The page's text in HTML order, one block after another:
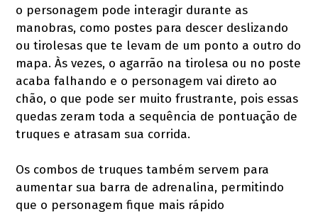
o personagem pode interagir durante as
manobras, como postes para descer deslizando
ou tirolesas que te levam de um ponto a outro do
mapa. Às vezes, o agarrão na tirolesa ou no poste
acaba falhando e o personagem vai direto ao
chão, o que pode ser muito frustrante, pois essas
quedas zeram toda a sequência de pontuação de
truques e atrasam sua corrida.
Os combos de truques também servem para
aumentar sua barra de adrenalina, permitindo
que o personagem fique mais rápido